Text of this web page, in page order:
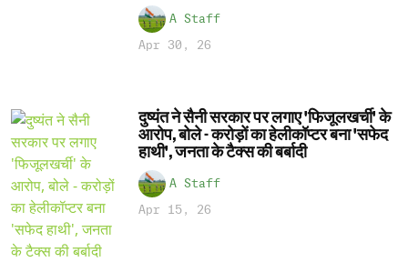
A Staff
Apr 30, 26
दुष्यंत ने सैनी सरकार पर लगाए 'फिजूलखर्ची' के
आरोप, बोले - करोड़ों का हेलीकॉप्टर बना 'सफेद
हाथी', जनता के टैक्स की बर्बादी
A Staff
Apr 15, 26